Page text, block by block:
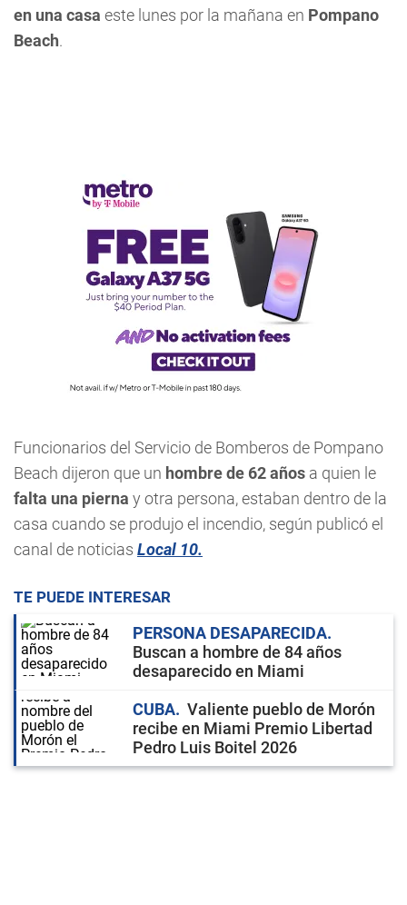
en una casa este lunes por la mañana en Pompano
Beach.
Funcionarios del Servicio de Bomberos de Pompano
Beach dijeron que un hombre de 62 años a quien le
falta una pierna y otra persona, estaban dentro de la
casa cuando se produjo el incendio, según publicó el
canal de noticias Local 10.
TE PUEDE INTERESAR
PERSONA DESAPARECIDA
Buscan a hombre de 84 años
desaparecido en Miami
CUBA
Valiente pueblo de Morón
recibe en Miami Premio Libertad
Pedro Luis Boitel 2026